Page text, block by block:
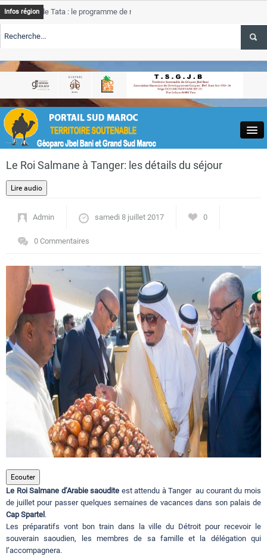
Close
Actualités
Circuits touristiques
Tourisme
Régions
Hotels
Evenements
Contact
Infos région
Tata : le programme de rehabilitation post-inondations
TSGJB Tourisme : l’ONMT renforce l’aerien a Dakhla et
Tata
service
TSGJB Tourisme au Maroc : Transavia renforce les vols Paris-
Le Roi Salmane à Tanger: les détails du séjour
Admin samedi 8 juillet 2017 0
0 Commentaires
Ecouter
Le Roi Salmane d’Arabie saoudite est attendu à Tanger au courant du mois
de juillet pour passer quelques semaines de vacances dans son palais de
Cap Spartel .
Les préparatifs vont bon train dans la ville du Détroit pour recevoir le
souverain saoudien, les membres de sa famille et la délégation qui
l’accompagnera.